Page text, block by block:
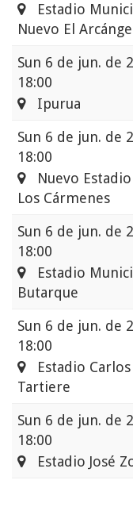
Estadio
Nuevo El Arcángel
Sun 6 de jun. de
18:00
Ipurua
Sun 6 de jun. de
18:00
Nuevo Estadio
Los Cármenes
Sun 6 de jun. de
18:00
Estadio
Butarque
Sun 6 de jun. de
18:00
Estadio Carlos
Tartiere
Sun 6 de jun. de
18:00
Estadio José